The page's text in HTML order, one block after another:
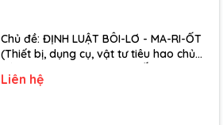
Chủ đề: ĐỊNH LUẬT BÔI-LƠ - MA-RI-ỐT
(Thiết bị, dụng cụ, vật tư tiêu hao chủ
Liên hệ